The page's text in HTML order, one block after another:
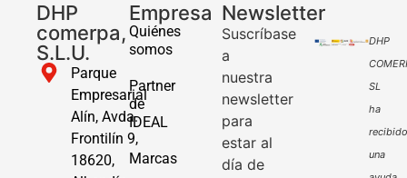
DHP
comerpa,
S.L.U.
Parque
Empresarial
Alín, Avda.
Frontilín 9,
18620,
Empresa
Quiénes
somos
Partner
de
IDEAL
Marcas
Newsletter
Suscríbase
a
nuestra
newsletter
para
estar al
día de
DHP
SL
ha
recibido
una